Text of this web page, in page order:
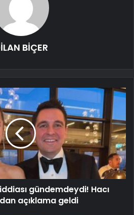
BİÇER
gündemdeydi! Hacı
açıklama geldi